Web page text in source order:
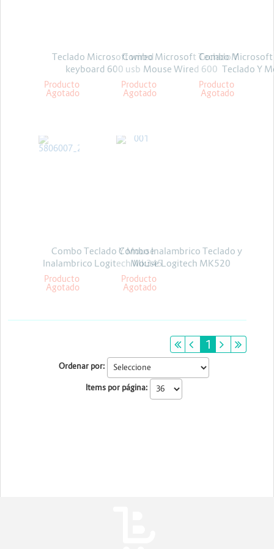
Marcas
Teclado Microsoft wired
keyboard 600 usb
Producto
Agotado
Combo Microsoft Teclado Y
Mouse Wired 600
Producto
Agotado
Combo
Teclado Y
Producto
Agotado
Combo Teclado Y Mouse
Inalambrico Logitech Mk345
LOGITECH
Producto
Agotado
Combo Inalambrico Teclado y
Mouse Logitech MK520
LOGITECH
Producto
Agotado
primeiro
anterior
1 próximo
Ordenar por:
Items por página: